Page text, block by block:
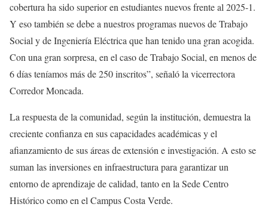
cobertura ha sido superior en estudiantes nuevos frente al 2025-1.
Y eso también se debe a nuestros programas nuevos de Trabajo
Social y de Ingeniería Eléctrica que han tenido una gran acogida.
Con una gran sorpresa, en el caso de Trabajo Social, en menos de
6 días teníamos más de 250 inscritos”, señaló la vicerrectora
Corredor Moncada.
La respuesta de la comunidad, según la institución, demuestra la
creciente confianza en sus capacidades académicas y el
afianzamiento de sus áreas de extensión e investigación. A esto se
suman las inversiones en infraestructura para garantizar un
entorno de aprendizaje de calidad, tanto en la Sede Centro
Histórico como en el Campus Costa Verde.